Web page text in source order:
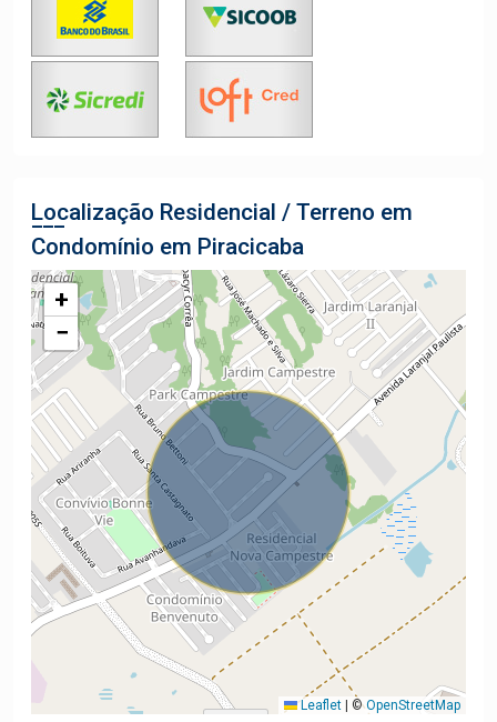
Localização Residencial / Terreno em
Condomínio em Piracicaba
+
−
Leaflet ©OpenStreetMap